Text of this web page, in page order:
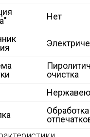
Нет
очистка